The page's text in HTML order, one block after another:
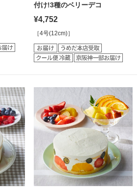
付け!3種のベリーデコ
¥4,752
［4号(12cm)］